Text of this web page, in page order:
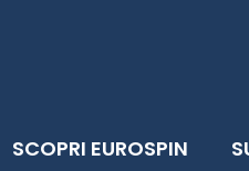
SCOPRI EUROSPIN